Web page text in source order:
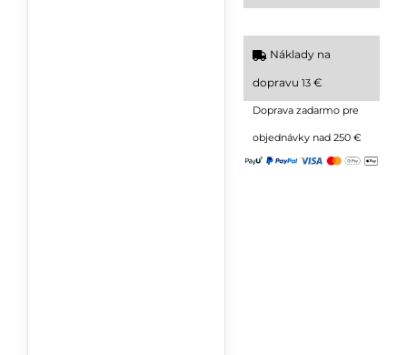
Náklady na
dopravu 13€
Doprava zadarmo pre
objednávky nad 250 €